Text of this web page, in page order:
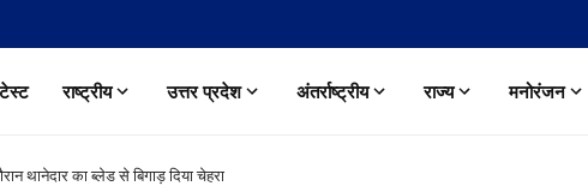
राष्ट्रीय उत्तर प्रदेश अंतर्राष्ट्रीय राज्य मनोरंजन
थानेदार का ब्लेड से बिगाड़ दिया चेहरा